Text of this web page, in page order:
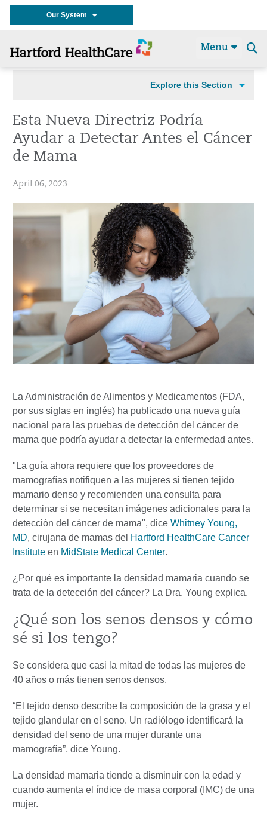
Our System
Menu
Explore this Section
Esta Nueva Directriz Podría
Ayudar a Detectar Antes el Cáncer
de Mama
April 06, 2023
La Administración de Alimentos y Medicamentos (FDA,
por sus siglas en inglés) ha publicado una nueva guía
nacional para las pruebas de detección del cáncer de
mama que podría ayudar a detectar la enfermedad antes.
"La guía ahora requiere que los proveedores de
mamografías notifiquen a las mujeres si tienen tejido
mamario denso y recomienden una consulta para
determinar si se necesitan imágenes adicionales para la
detección del cáncer de mama", dice Whitney Young,
MD, cirujana de mamas del Hartford HealthCare Cancer
Institute en MidState Medical Center.
¿Por qué es importante la densidad mamaria cuando se
trata de la detección del cáncer? La Dra. Young explica.
¿Qué son los senos densos y cómo
sé si los tengo?
Se considera que casi la mitad de todas las mujeres de
40 años o más tienen senos densos.
“El tejido denso describe la composición de la grasa y el
tejido glandular en el seno. Un radiólogo identificará la
densidad del seno de una mujer durante una
mamografía”, dice Young.
La densidad mamaria tiende a disminuir con la edad y
cuando aumenta el índice de masa corporal (IMC) de una
mujer.